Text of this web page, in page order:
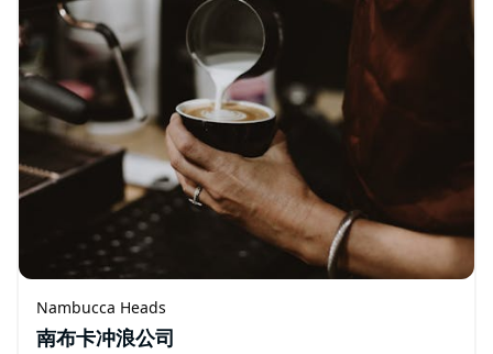
Nambucca Heads
南布卡冲浪公司